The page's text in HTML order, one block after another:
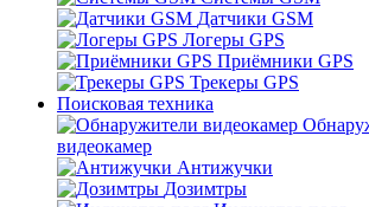
Датчики GSM
Логеры GPS
Приёмники GPS
Трекеры GPS
Поисковая техника
видеокамер
Антижучки
Дозимтры